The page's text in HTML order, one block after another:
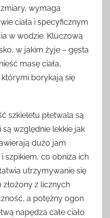
wymaga
ciała i specyficznym
w wodzie. Kluczową
w jakim żyje – gęsta
masę ciała,
borykają się
szkieletu płetwala są
względnie lekkie jak
dużo jam
szpikiem, co obniża ich
utrzymywanie się
z licznych
a potężny ogon
napędza całe ciało